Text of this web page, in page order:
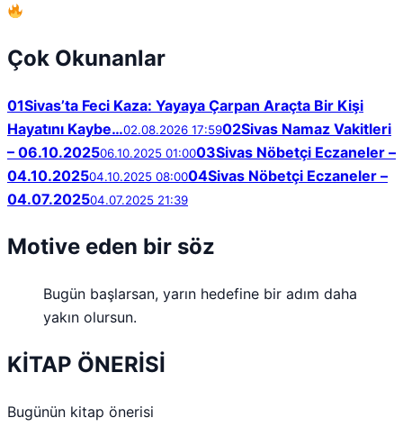
Çok Okunanlar
01Sivas’ta Feci Kaza: Yayaya Çarpan Araçta Bir Kişi
Hayatını Kaybe…02.08.2026 17:5902Sivas Namaz Vakitleri
– 06.10.202506.10.2025 01:0003Sivas Nöbetçi Eczaneler –
04.10.202504.10.2025 08:0004Sivas Nöbetçi Eczaneler –
04.07.202504.07.2025 21:39
Motive eden bir söz
Bugün başlarsan, yarın hedefine bir adım daha
yakın olursun.
KİTAP ÖNERİSİ
Bugünün kitap önerisi